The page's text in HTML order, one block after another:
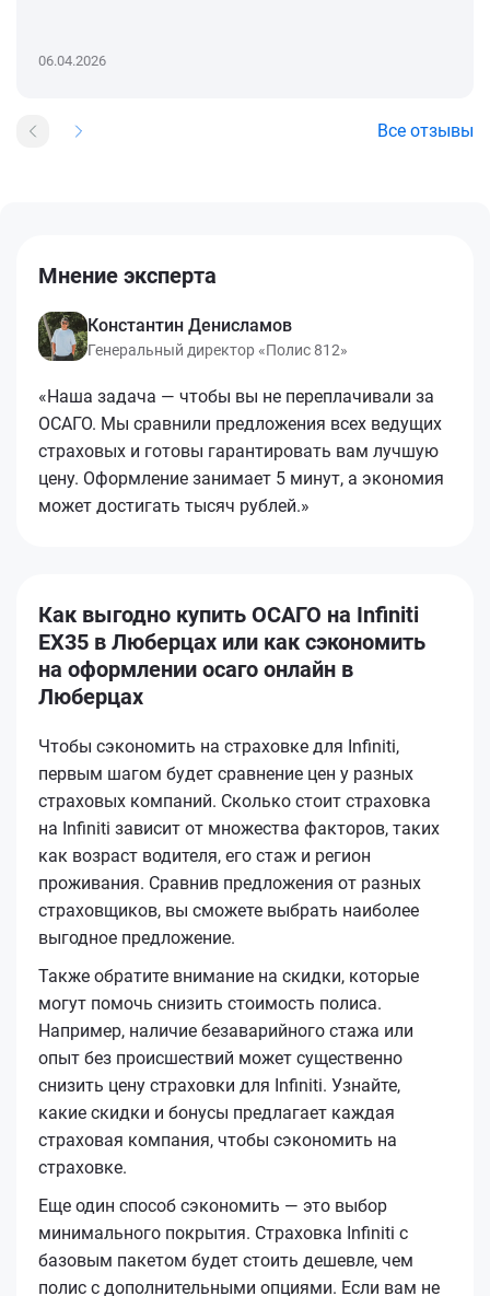
06.04.2026
Все отзывы
Мнение эксперта
Константин Денисламов
Генеральный директор «Полис 812»
«Наша задача — чтобы вы не переплачивали за
ОСАГО. Мы сравнили предложения всех ведущих
страховых и готовы гарантировать вам лучшую
цену. Оформление занимает 5 минут, а экономия
может достигать тысяч рублей.»
Как выгодно купить ОСАГО на Infiniti
EX35 в Люберцах или как сэкономить
на оформлении осаго онлайн в
Люберцах
Чтобы сэкономить на страховке для Infiniti,
первым шагом будет сравнение цен у разных
страховых компаний. Сколько стоит страховка
на Infiniti зависит от множества факторов, таких
как возраст водителя, его стаж и регион
проживания. Сравнив предложения от разных
страховщиков, вы сможете выбрать наиболее
выгодное предложение.
Также обратите внимание на скидки, которые
могут помочь снизить стоимость полиса.
Например, наличие безаварийного стажа или
опыт без происшествий может существенно
снизить цену страховки для Infiniti. Узнайте,
какие скидки и бонусы предлагает каждая
страховая компания, чтобы сэкономить на
страховке.
Еще один способ сэкономить — это выбор
минимального покрытия. Страховка Infiniti с
базовым пакетом будет стоить дешевле, чем
полис с дополнительными опциями. Если вам не